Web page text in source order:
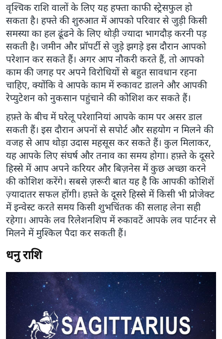
वृश्चिक राशि वालों के लिए यह हफ्ता काफी स्ट्रेसफुल हो
सकता है। हफ्ते की शुरुआत में आपको परिवार से जुड़ी किसी
समस्या का हल ढूंढने के लिए थोड़ी ज्यादा भागदौड़ करनी पड़
सकती है। जमीन और प्रॉपर्टी से जुड़े झगड़े इस दौरान आपको
परेशान कर सकते हैं। अगर आप नौकरी करते हैं, तो आपको
काम की जगह पर अपने विरोधियों से बहुत सावधान रहना
चाहिए, क्योंकि वे आपके काम में रुकावट डालने और आपकी
रेप्युटेशन को नुकसान पहुंचाने की कोशिश कर सकते हैं।
हफ़्ते के बीच में घरेलू परेशानियां आपके काम पर असर डाल
सकती हैं। इस दौरान अपनों से सपोर्ट और सहयोग न मिलने की
वजह से आप थोड़ा उदास महसूस कर सकते हैं। कुल मिलाकर,
यह आपके लिए संघर्ष और तनाव का समय होगा। हफ़्ते के दूसरे
हिस्से में आप अपने करियर और बिज़नेस में कुछ अच्छा करने
की कोशिश करेंगे। सबसे ज़रूरी बात यह है कि आपकी कोशिशें
ज़्यादातर सफल होंगी। हफ़्ते के दूसरे हिस्से में किसी भी प्रोजेक्ट
में इन्वेस्ट करते समय किसी शुभचिंतक की सलाह लेना सही
रहेगा। आपके लव रिलेशनशिप में रुकावटें आपके लव पार्टनर से
मिलने में मुश्किल पैदा कर सकती हैं।
धनु राशि